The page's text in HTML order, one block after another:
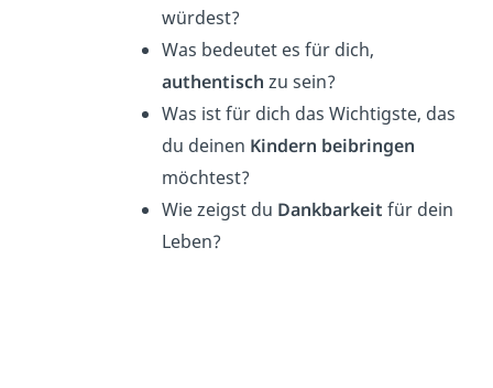
würdest?
Was bedeutet es für dich,
authentisch zu sein?
Was ist für dich das Wichtigste, das
du deinen Kindern beibringen
möchtest?
Wie zeigst du Dankbarkeit für dein
Leben?